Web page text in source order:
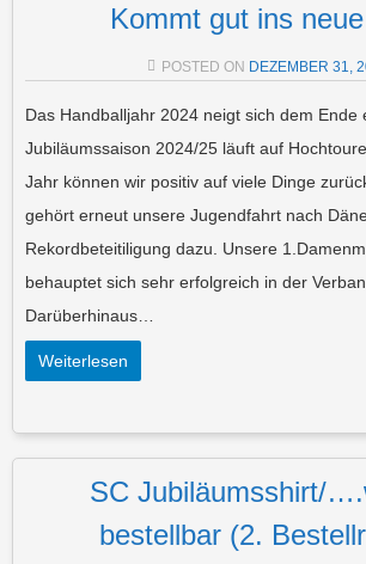
Kommt gut ins
POSTED ON DEZEMBER 31,
Das Handballjahr 2024 neigt sich dem Ende
Jubiläumssaison 2024/25 läuft auf
Jahr können wir positiv auf viele Dinge
gehört erneut unsere Jugendfahrt nach
Rekordbeteitiligung dazu. Unsere
behauptet sich sehr erfolgreich in der
Darüberhinaus…
Weiterlesen
SC Jubiläumsshirt/
bestellbar (2.